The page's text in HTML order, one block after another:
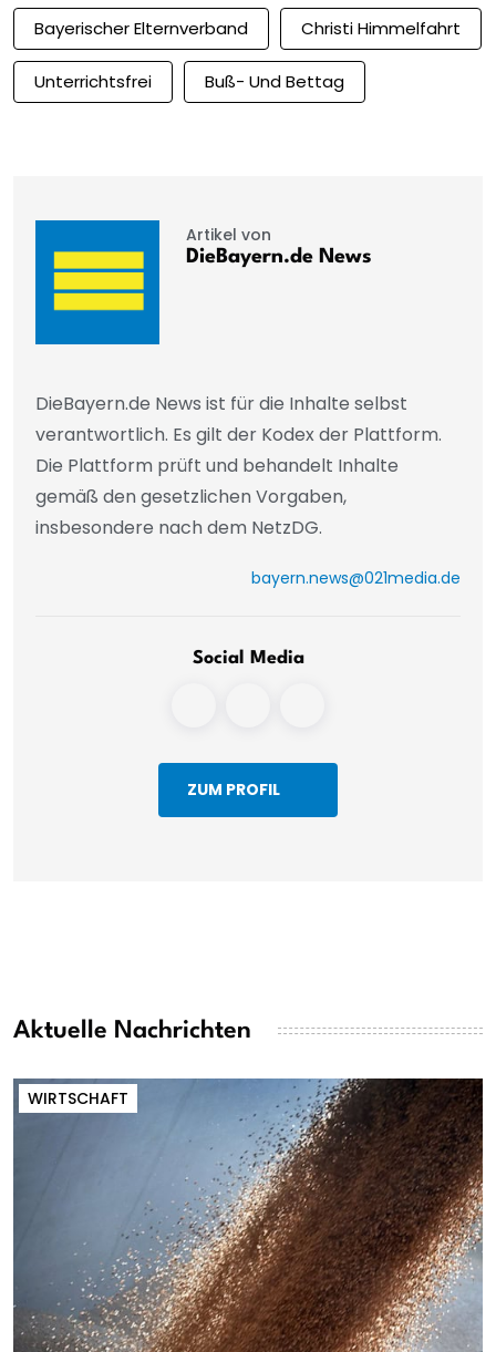
Bayerischer Elternverband Christi Himmelfahrt
Unterrichtsfrei Buß- Und Bettag
Artikel von
DieBayern.de News
DieBayern.de News ist für die Inhalte selbst
verantwortlich. Es gilt der Kodex der Plattform.
Die Plattform prüft und behandelt Inhalte
gemäß den gesetzlichen Vorgaben,
insbesondere nach dem NetzDG.
bayern.news@021media.de
Social Media
ZUM PROFIL
Aktuelle Nachrichten
WIRTSCHAFT